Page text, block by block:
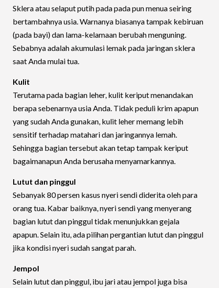
Sklera atau selaput putih pada pada pun menua seiring
bertambahnya usia. Warnanya biasanya tampak kebiruan
(pada bayi) dan lama-kelamaan berubah menguning.
Sebabnya adalah akumulasi lemak pada jaringan sklera
saat Anda mulai tua.
Kulit
Terutama pada bagian leher, kulit keriput menandakan
berapa sebenarnya usia Anda. Tidak peduli krim apapun
yang sudah Anda gunakan, kulit leher memang lebih
sensitif terhadap matahari dan jaringannya lemah.
Sehingga bagian tersebut akan tetap tampak keriput
bagaimanapun Anda berusaha menyamarkannya.
Lutut dan pinggul
Sebanyak 80 persen kasus nyeri sendi diderita oleh para
orang tua. Kabar baiknya, nyeri sendi yang menyerang
bagian lutut dan pinggul tidak menunjukkan gejala
apapun. Selain itu, ada pilihan pergantian lutut dan pinggul
jika kondisi nyeri sudah sangat parah.
Jempol
Selain lutut dan pinggul, ibu jari atau jempol juga bisa